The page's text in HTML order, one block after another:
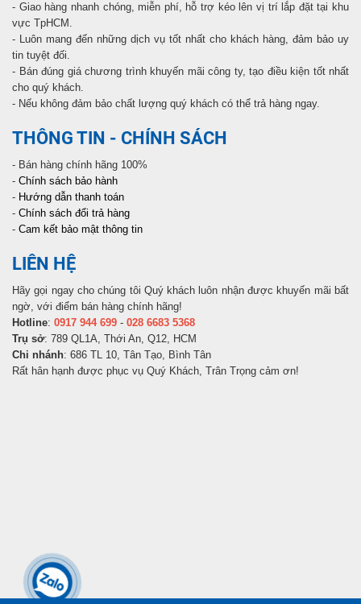
- Giao hàng nhanh chóng, miễn phí, hỗ trợ kéo lên vị trí lắp đặt tại khu
vực TpHCM.
- Luôn mang đến những dịch vụ tốt nhất cho khách hàng, đảm bảo uy
tin tuyệt đối.
- Bán đúng giá chương trình khuyến mãi công ty, tạo điều kiện tốt nhất
cho quý khách.
- Nếu không đảm bảo chất lượng quý khách có thể trả hàng ngay.
THÔNG TIN - CHÍNH SÁCH
- Bán hàng chính hãng 100%
- Chính sách bảo hành
- Hướng dẫn thanh toán
- Chính sách đổi trả hàng
- Cam kết bảo mật thông tin
LIÊN HỆ
Hãy gọi ngay cho chúng tôi Quý khách luôn nhận được khuyến mãi bất
ngờ, với điểm bán hàng chính hãng!
Hotline: 0917 944 699 - 028 6683 5368
Trụ sở: 789 QL1A, Thới An, Q12, HCM
Chi nhánh: 686 TL 10, Tân Tạo, Bình Tân
Rất hân hạnh được phục vụ Quý Khách, Trân Trọng cảm ơn!